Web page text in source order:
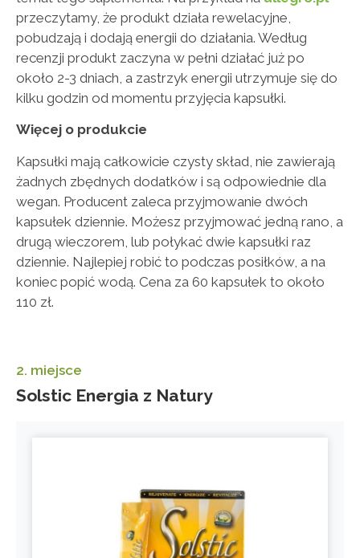
przeczytamy, że produkt działa rewelacyjne,
pobudzają i dodają energii do działania. Według
recenzji produkt zaczyna w pełni działać już po
około 2-3 dniach, a zastrzyk energii utrzymuje się do
kilku godzin od momentu przyjęcia kapsułki.
Więcej o produkcie
Kapsułki mają całkowicie czysty skład, nie zawierają
żadnych zbędnych dodatków i są odpowiednie dla
wegan. Producent zaleca przyjmowanie dwóch
kapsułek dziennie. Możesz przyjmować jedną rano, a
drugą wieczorem, lub połykać dwie kapsułki raz
dziennie. Najlepiej robić to podczas posiłków, a na
koniec popić wodą. Cena za 60 kapsułek to około
110 zł.
2. miejsce
Solstic Energia z Natury